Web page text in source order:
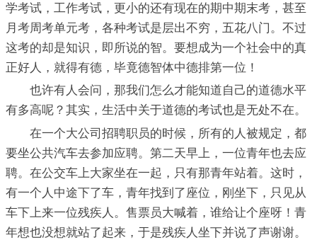
学考试，工作考试，更小的还有现在的期中期末考，甚至
月考周考单元考，各种考试是层出不穷，五花八门。不过
这考的却是知识，即所说的智。要想成为一个社会中的真
正好人，就得有德，毕竟德智体中德排第一位！
也许有人会问，那我们怎么才能知道自己的道德水平
有多高呢？其实，生活中关于道德的考试也是无处不在。
在一个大公司招聘职员的时候，所有的人被规定，都
要坐公共汽车去参加应聘。第二天早上，一位青年也去应
聘。在公交车上大家坐在一起，只有那青年站着。这时，
有一个人中途下了车，青年找到了座位，刚坐下，只见从
车下上来一位残疾人。售票员大喊着，谁给让个座呀！青
年想也没想就站了起来，于是残疾人坐下并说了声谢谢。